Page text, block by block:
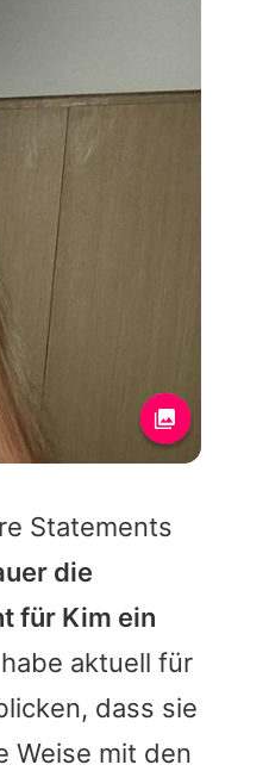
Statements
die
für Kim ein
aktuell für
dass sie
Weise mit den